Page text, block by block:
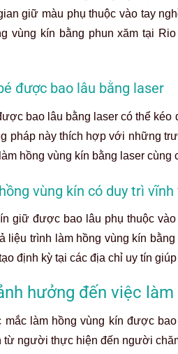
giữ màu phụ thuộc vào tay
vùng kín bằng phun xăm tại
được bao lâu bằng laser
bao lâu bằng laser có thể
pháp này thích hợp với những
hồng vùng kín bằng laser
vùng kín có duy trì vĩnh
giữ được bao lâu phụ thuộc
liệu trình làm hồng vùng kín
định kỳ tại các địa chỉ uy tín
hưởng đến việc
mắc làm hồng vùng kín được
từ người thực hiện đến người